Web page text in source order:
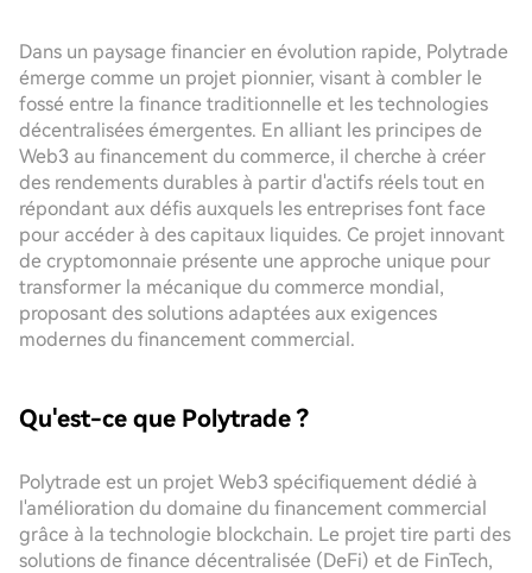
Dans un paysage financier en évolution rapide, Polytrade
émerge comme un projet pionnier, visant à combler le
fossé entre la finance traditionnelle et les technologies
décentralisées émergentes. En alliant les principes de
Web3 au financement du commerce, il cherche à créer
des rendements durables à partir d'actifs réels tout en
répondant aux défis auxquels les entreprises font face
pour accéder à des capitaux liquides. Ce projet innovant
de cryptomonnaie présente une approche unique pour
transformer la mécanique du commerce mondial,
proposant des solutions adaptées aux exigences
modernes du financement commercial.
Qu'est-ce que Polytrade ?
Polytrade est un projet Web3 spécifiquement dédié à
l'amélioration du domaine du financement commercial
grâce à la technologie blockchain. Le projet tire parti des
solutions de finance décentralisée (DeFi) et de FinTech,